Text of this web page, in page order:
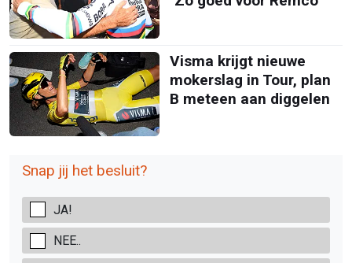
Visma krijgt nieuwe
mokerslag in Tour, plan
B meteen aan diggelen
Snap jij het besluit?
JA!
NEE..